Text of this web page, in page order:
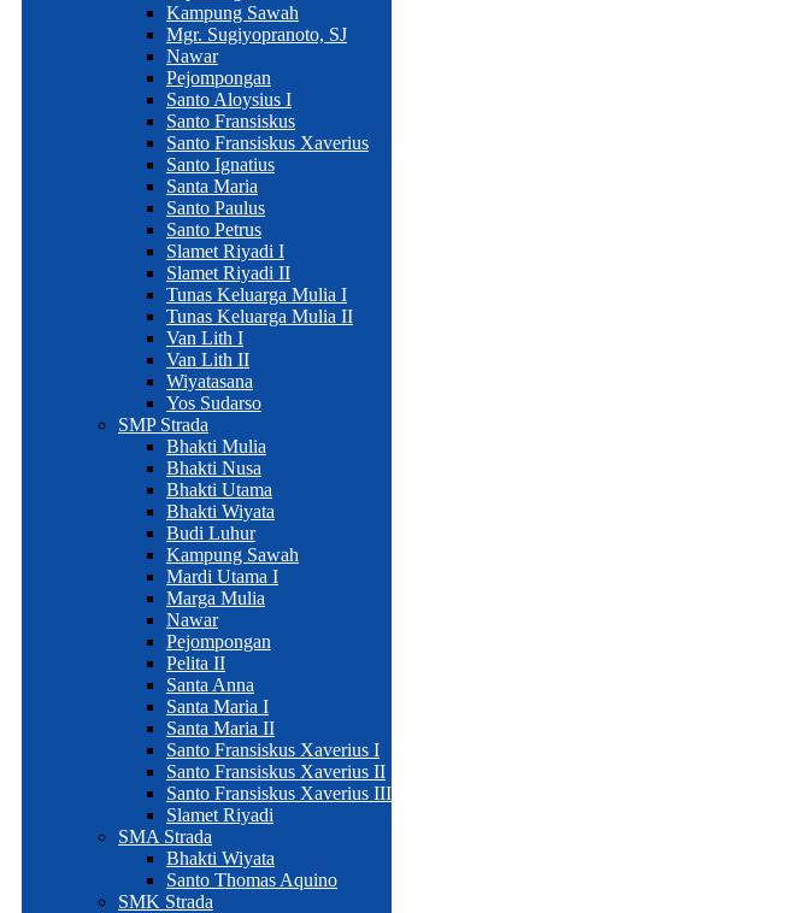
Kampung Sawah
Mgr. Sugiyopranoto, SJ
Nawar
Pejompongan
Santo Aloysius I
Santo Fransiskus
Santo Fransiskus Xaverius
Santo Ignatius
Santa Maria
Santo Paulus
Santo Petrus
Slamet Riyadi I
Slamet Riyadi II
Tunas Keluarga Mulia I
Tunas Keluarga Mulia II
Van Lith I
Van Lith II
Wiyatasana
Yos Sudarso
SMP Strada
Bhakti Mulia
Bhakti Nusa
Bhakti Utama
Bhakti Wiyata
Budi Luhur
Kampung Sawah
Mardi Utama I
Marga Mulia
Nawar
Pejompongan
Pelita II
Santa Anna
Santa Maria I
Santa Maria II
Santo Fransiskus Xaverius I
Santo Fransiskus Xaverius II
Santo Fransiskus Xaverius III
Slamet Riyadi
SMA Strada
Bhakti Wiyata
Santo Thomas Aquino
SMK Strada